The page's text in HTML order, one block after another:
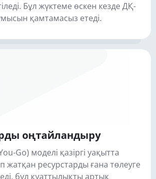
Бұл жүктеме өскен кезде ДҚ-
қамтамасыз етеді.
оңтайландыру
Go) моделі қазіргі уақытта
жатқан ресурстарды ғана төлеуге
бұл қуаттылықты артық